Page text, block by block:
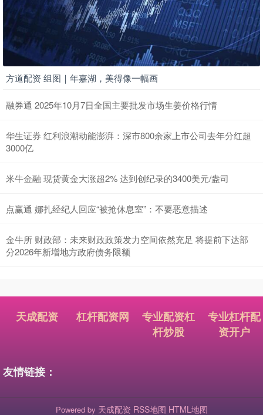
方道配资 组图｜年嘉湖，美得像一幅画
融券通 2025年10月7日全国主要批发市场生姜价格行情
华生证券 红利浪潮动能澎湃：深市800余家上市公司去年分红超
3000亿
米牛金融 现货黄金大涨超2% 达到创纪录的3400美元/盎司
点赢通 娜扎经纪人回应“被抢休息室”：不要恶意描述
金牛所 财政部：未来财政政策发力空间依然充足 将提前下达部
分2026年新增地方政府债务限额
天成配资 杠杆配资网
专业配资杠
杆炒股
专业杠杆配
资开户
友情链接：
Powered by 天成配资 RSS地图 HTML地图